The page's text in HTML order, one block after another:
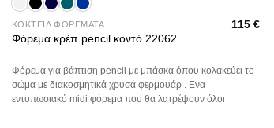
ΚΟΚΤΕΙΛ ΦΟΡΕΜΑΤΑ
Φόρεμα κρέπ pencil κοντό 22062
115 €
Φόρεμα για βάπτιση pencil με μπάσκα όπου κολακεύει το
σώμα με διακοσμητικά χρυσά φερμουάρ . Ενα
εντυπωσιακό midi φόρεμα που θα λατρέψουν όλοι